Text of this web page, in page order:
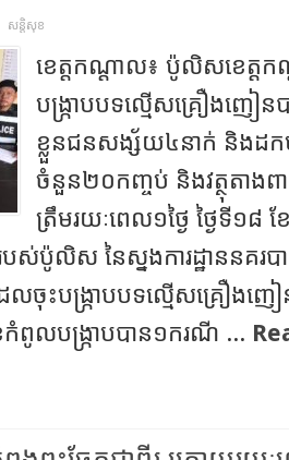
សន្តិសុខ
ខេត្តកណ្ដាល៖ ប៉ូលិសខេត្ដ
បង្រ្កាបបទល្មើសគ្រឿងញ
ខ្លួនជនសង្ស័យ៤នាក់ និងដ
ចំនួន២០កញ្ចប់ និងវត្ថុតាង
ត្រឹមរយៈពេល១ថ្ងៃ ថ្ងៃទី១
ស់ប៉ូលិស នៃស្នងការដ្ឋាននគរប
លចុះបង្រ្កាបបទល្មើសគ្រឿងញៀ
ពូលបង្រ្កាបបាន១ករណី ...